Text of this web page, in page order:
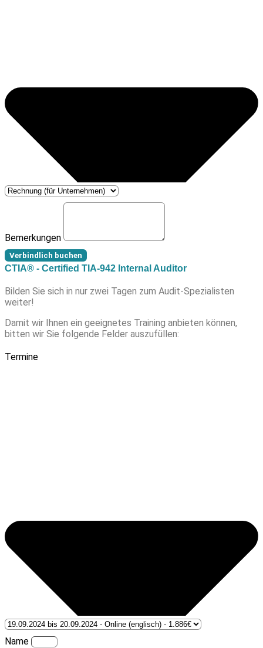
Bemerkungen
Verbindlich buchen
CTIA® - Certified TIA-942 Internal Auditor
Bilden Sie sich in nur zwei Tagen zum Audit-Spezialisten
weiter!
Damit wir Ihnen ein geeignetes Training anbieten können,
bitten wir Sie folgende Felder auszufüllen:
Termine
Name